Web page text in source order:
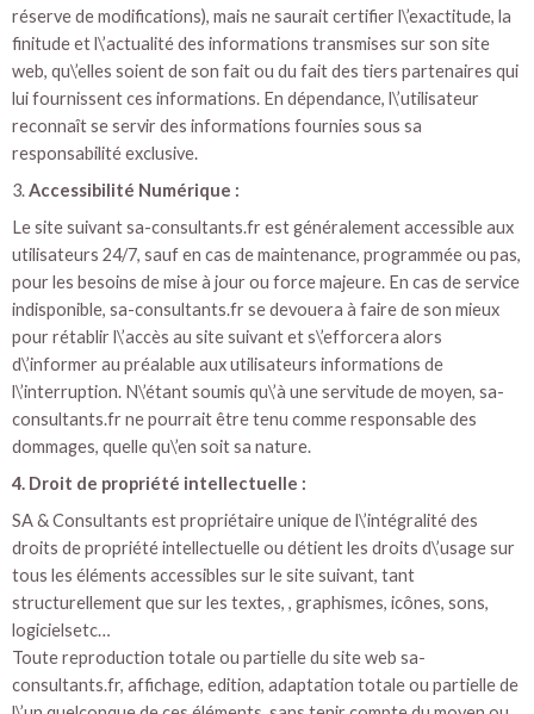
réserve de modifications), mais ne saurait certifier l\’exactitude, la
finitude et l\’actualité des informations transmises sur son site
web, qu\’elles soient de son fait ou du fait des tiers partenaires qui
lui fournissent ces informations. En dépendance, l\’utilisateur
reconnaît se servir des informations fournies sous sa
responsabilité exclusive.
3.Accessibilité Numérique :
Le site suivant sa-consultants.fr est généralement accessible aux
utilisateurs 24/7, sauf en cas de maintenance, programmée ou pas,
pour les besoins de mise à jour ou force majeure. En cas de service
indisponible, sa-consultants.fr se devouera à faire de son mieux
pour rétablir l\’accès au site suivant et s\’efforcera alors
d\’informer au préalable aux utilisateurs informations de
l\’interruption. N\’étant soumis qu\’à une servitude de moyen, sa-
consultants.fr ne pourrait être tenu comme responsable des
dommages, quelle qu\’en soit sa nature.
4. Droit de propriété intellectuelle :
SA & Consultants est propriétaire unique de l\’intégralité des
droits de propriété intellectuelle ou détient les droits d\’usage sur
tous les éléments accessibles sur le site suivant, tant
structurellement que sur les textes, , graphismes, icônes, sons,
logicielsetc…
Toute reproduction totale ou partielle du site web sa-
consultants.fr, affichage, edition, adaptation totale ou partielle de